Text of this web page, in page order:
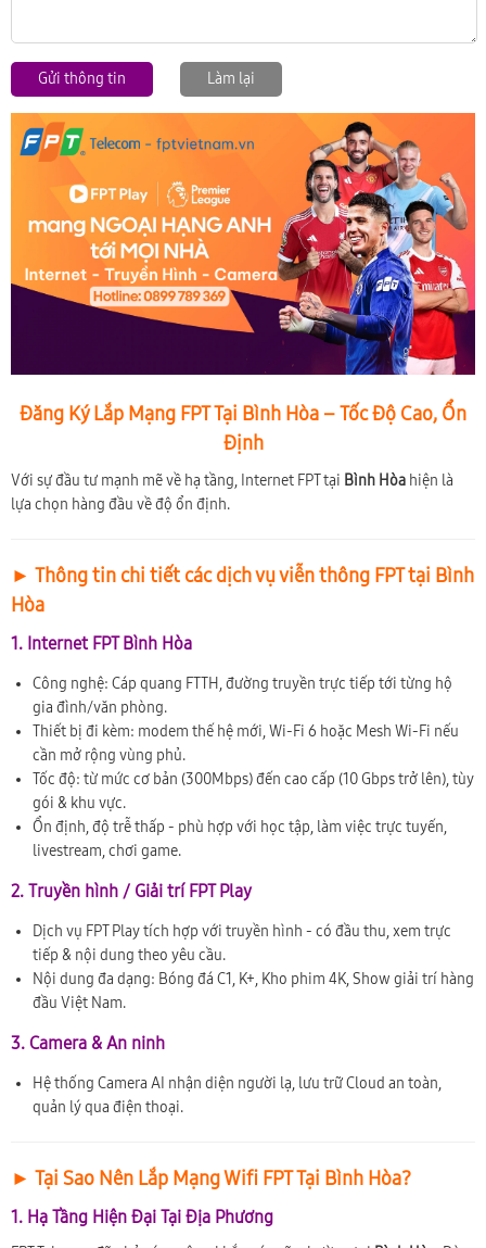
Gửi thông tin Làm lại
Đăng Ký Lắp Mạng FPT Tại Bình Hòa – Tốc Độ Cao, Ổn
Định
Với sự đầu tư mạnh mẽ về hạ tầng, Internet FPT tại Bình Hòa hiện là
lựa chọn hàng đầu về độ ổn định.
► Thông tin chi tiết các dịch vụ viễn thông FPT tại Bình
Hòa
1. Internet FPT Bình Hòa
Công nghệ: Cáp quang FTTH, đường truyền trực tiếp tới từng hộ
gia đình/văn phòng.
Thiết bị đi kèm: modem thế hệ mới, Wi-Fi 6 hoặc Mesh Wi-Fi nếu
cần mở rộng vùng phủ.
Tốc độ: từ mức cơ bản (300Mbps) đến cao cấp (10 Gbps trở lên), tùy
gói & khu vực.
Ổn định, độ trễ thấp - phù hợp với học tập, làm việc trực tuyến,
livestream, chơi game.
2. Truyền hình / Giải trí FPT Play
Dịch vụ FPT Play tích hợp với truyền hình - có đầu thu, xem trực
tiếp & nội dung theo yêu cầu.
Nội dung đa dạng: Bóng đá C1, K+, Kho phim 4K, Show giải trí hàng
đầu Việt Nam.
3. Camera & An ninh
Hệ thống Camera AI nhận diện người lạ, lưu trữ Cloud an toàn,
quản lý qua điện thoại.
► Tại Sao Nên Lắp Mạng Wifi FPT Tại Bình Hòa?
1. Hạ Tầng Hiện Đại Tại Địa Phương